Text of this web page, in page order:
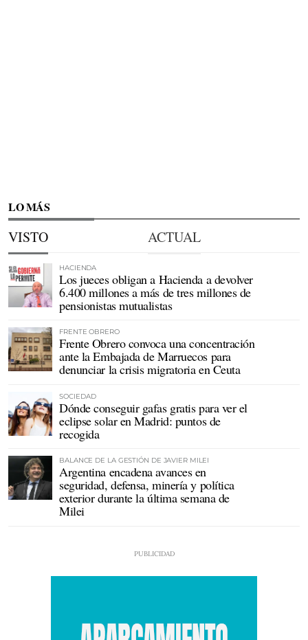
LO MÁS
VISTO ACTUAL
HACIENDA
Los jueces obligan a Hacienda a devolver
6.400 millones a más de tres millones de
pensionistas mutualistas
FRENTE OBRERO
Frente Obrero convoca una concentración
ante la Embajada de Marruecos para
denunciar la crisis migratoria en Ceuta
SOCIEDAD
Dónde conseguir gafas gratis para ver el
eclipse solar en Madrid: puntos de
recogida
BALANCE DE LA GESTIÓN DE JAVIER MILEI
Argentina encadena avances en
seguridad, defensa, minería y política
exterior durante la última semana de
Milei